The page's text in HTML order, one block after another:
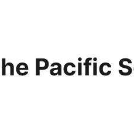
Pacific